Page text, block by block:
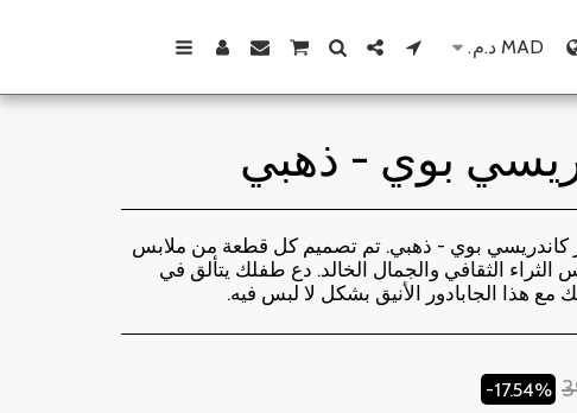
MAD د.م.
بوي - ذهبي
كاندريسي بوي - ذهبي. تم تصميم كل قطعة من ملابس
الثراء الثقافي والجمال الخالد. دع طفلك يتألق في
مع هذا الجابادور الأنيق بشكل لا لبس فيه.
-17.54%